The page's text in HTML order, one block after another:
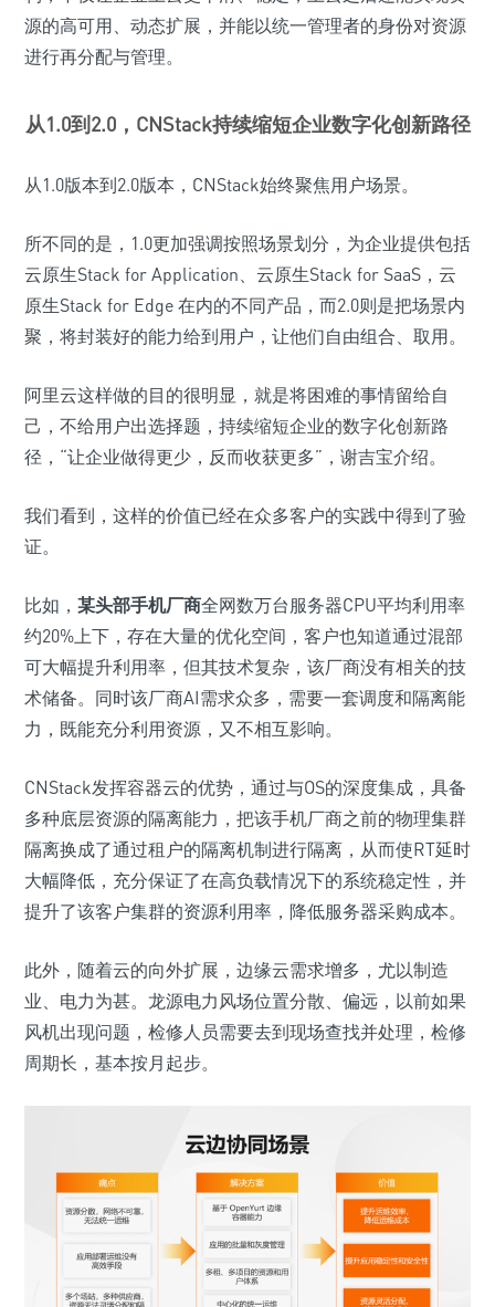
源的高可用、动态扩展，并能以统一管理者的身份对资源
进行再分配与管理。
从1.0到2.0，CNStack持续缩短企业数字化创新路径
从1.0版本到2.0版本，CNStack始终聚焦用户场景。
所不同的是，1.0更加强调按照场景划分，为企业提供包括
云原生Stack for Application、云原生Stack for SaaS，云
原生Stack for Edge 在内的不同产品，而2.0则是把场景内
聚，将封装好的能力给到用户，让他们自由组合、取用。
阿里云这样做的目的很明显，就是将困难的事情留给自
己，不给用户出选择题，持续缩短企业的数字化创新路
径，“让企业做得更少，反而收获更多”，谢吉宝介绍。
我们看到，这样的价值已经在众多客户的实践中得到了验
证。
比如， 某头部手机厂商全网数万台服务器CPU平均利用率
约20%上下，存在大量的优化空间，客户也知道通过混部
可大幅提升利用率，但其技术复杂，该厂商没有相关的技
术储备。同时该厂商AI需求众多，需要一套调度和隔离能
力，既能充分利用资源，又不相互影响。
CNStack发挥容器云的优势，通过与OS的深度集成，具备
多种底层资源的隔离能力，把该手机厂商之前的物理集群
隔离换成了通过租户的隔离机制进行隔离，从而使RT延时
大幅降低，充分保证了在高负载情况下的系统稳定性，并
提升了该客户集群的资源利用率，降低服务器采购成本。
此外，随着云的向外扩展，边缘云需求增多，尤以制造
业、电力为甚。龙源电力风场位置分散、偏远，以前如果
风机出现问题，检修人员需要去到现场查找并处理，检修
周期长，基本按月起步。